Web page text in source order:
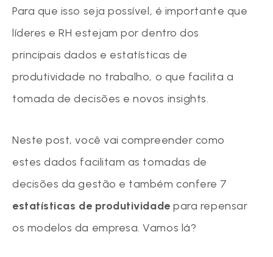
Para que isso seja possível, é importante que
líderes e RH estejam por dentro dos
principais dados e estatísticas de
produtividade no trabalho, o que facilita a
tomada de decisões e novos insights.
Neste post, você vai compreender como
estes dados facilitam as tomadas de
decisões da gestão e também confere 7
estatísticas de produtividade para repensar
os modelos da empresa. Vamos lá?